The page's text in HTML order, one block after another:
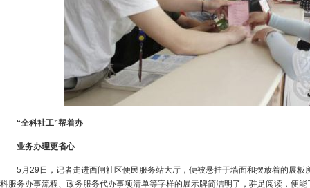
“全科社工”帮着办
业务办理更省心
5月29日，记者走进西闸社区便民服务站大厅，便被悬挂于墙面和摆放着的展
科服务办事流程、政务服务代办事项清单等字样的展示牌简洁明了，驻足阅读，便